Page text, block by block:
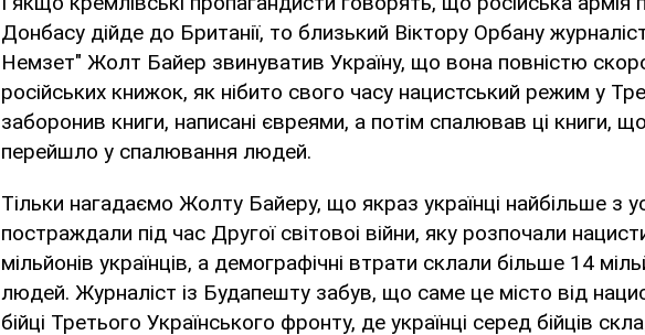
Донбасу дійде до Британії, то близький Віктору Орбану
Немзет" Жолт Байер звинуватив Україну, що вона повністю
російських книжок, як нібито свого часу нацистський режим у
заборонив книги, написані євреями, а потім спалював ці книги,
перейшло у спалювання людей.
Тільки нагадаємо Жолту Байеру, що якраз українці найбільше з
постраждали під час Другої світовоі війни, яку розпочали
мільйонів українців, а демографічні втрати склали більше 14
людей. Журналіст із Будапешту забув, що саме це місто від
бійці Третього Українського фронту, де українці серед бійців